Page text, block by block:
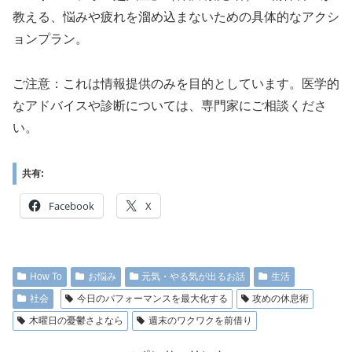
教える、悩みや疲れを溜め込まないための具体的なアクシ
ョンプラン。
ご注意：これは情報提供のみを目的としています。医学的
なアドバイスや診断については、専門家にご相談くださ
い。
共有:
Facebook X
How To お悩み 元気・やる気が出るお話
生活
社会
今日のパフォーマンスを最大化する
攻めの休息術
木曜日の憂鬱さよなら
週末のワクワクを前借り